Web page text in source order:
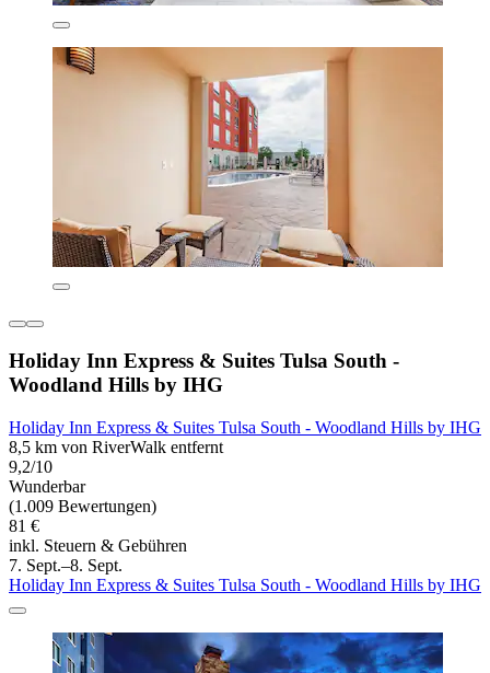
Holiday Inn Express & Suites Tulsa South -
Woodland Hills by IHG
Holiday Inn Express & Suites Tulsa South - Woodland Hills by IHG
8,5 km von RiverWalk entfernt
9,2/10
Wunderbar
(1.009 Bewertungen)
81 €
inkl. Steuern & Gebühren
7. Sept.–8. Sept.
Holiday Inn Express & Suites Tulsa South - Woodland Hills by IHG